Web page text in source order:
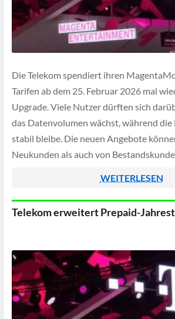
Die Telekom spendiert ihren
Tarifen ab dem 25. Februar 2026 mal
Upgrade. Viele Nutzer dürften sich
das Datenvolumen wächst, während
stabil bleibe. Die neuen Angebote
Neukunden als auch von
zum nächsten Abrechnungszeitraum
WEITERLESEN
Telekom erweitert Prepaid-